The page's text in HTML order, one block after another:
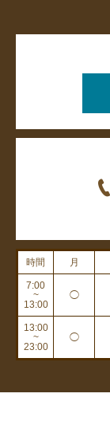
時間 月
7:00
~
13:00
◯
13:00
~
23:00
◯